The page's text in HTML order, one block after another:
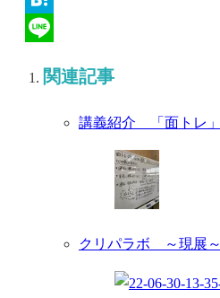
Hatena
関連記事
講義紹介 「面トレ」
クリパラボ ～現展～